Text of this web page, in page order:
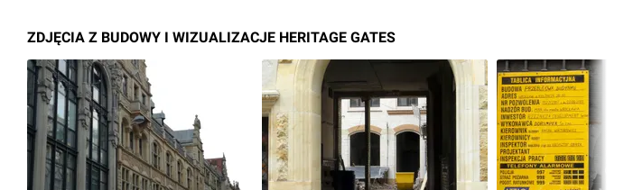
ZDJĘCIA Z BUDOWY I WIZUALIZACJE HERITAGE GATES